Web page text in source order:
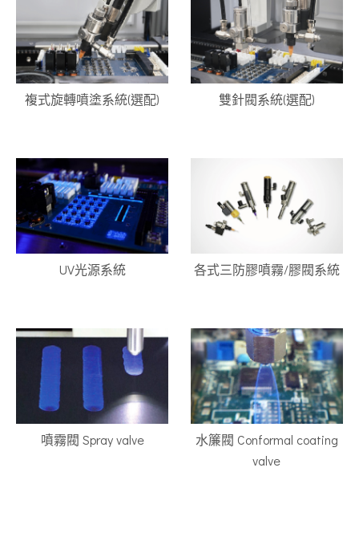
複式旋轉噴塗系統(選配) 雙針閥系統(選配)
UV光源系統 各式三防膠噴霧/膠閥系統
噴霧閥 Spray valve
水簾閥 Conformal coating
valve